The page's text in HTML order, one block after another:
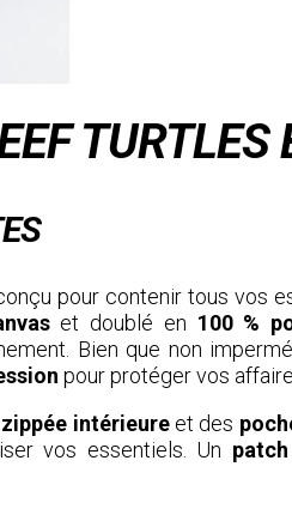
TURTLES
pour contenir tous vos
et doublé en 100 %
Bien que non
pour protéger vos
intérieureet des
vos essentiels. Un